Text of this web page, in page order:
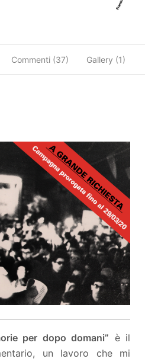
Commenti (37) Gallery (1)
per dopo domani” è il
un lavoro che mi